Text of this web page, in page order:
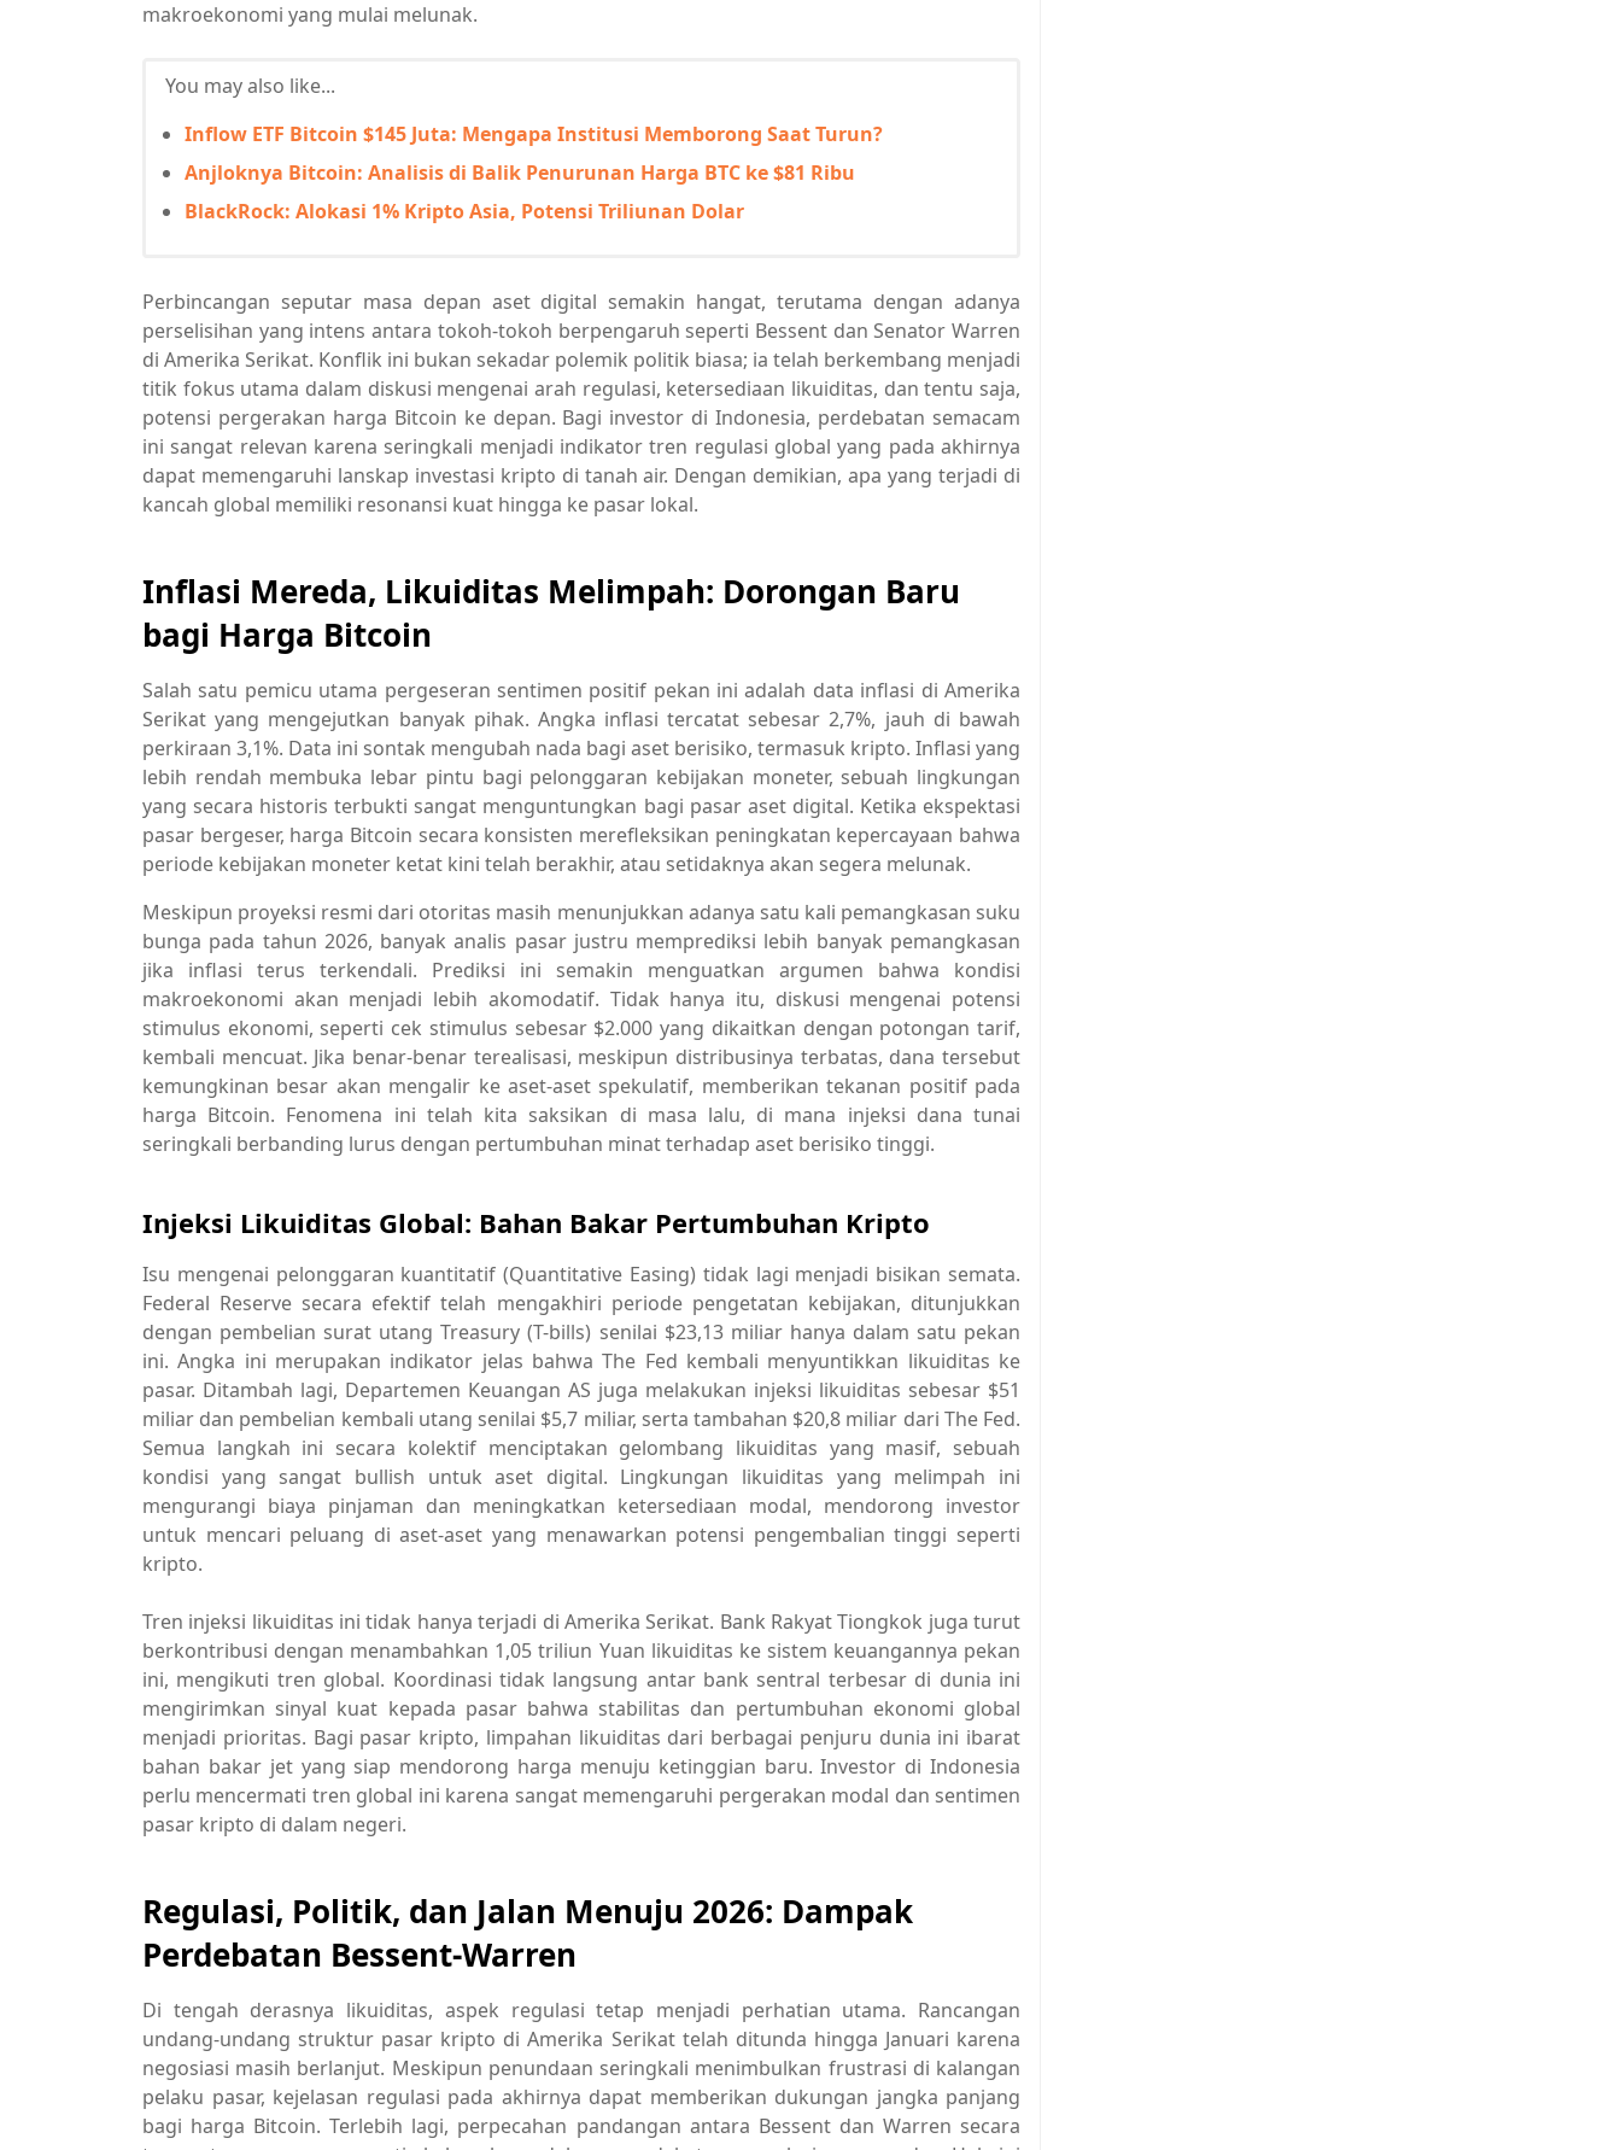
makroekonomi yang mulai melunak.
You may also like...
Inflow ETF Bitcoin $145 Juta: Mengapa Institusi Memborong Saat Turun?
Anjloknya Bitcoin: Analisis di Balik Penurunan Harga BTC ke $81 Ribu
BlackRock: Alokasi 1% Kripto Asia, Potensi Triliunan Dolar
Perbincangan seputar masa depan aset digital semakin hangat, terutama dengan adanya
perselisihan yang intens antara tokoh-tokoh berpengaruh seperti Bessent dan Senator Warren
di Amerika Serikat. Konflik ini bukan sekadar polemik politik biasa; ia telah berkembang menjadi
titik fokus utama dalam diskusi mengenai arah regulasi, ketersediaan likuiditas, dan tentu saja,
potensi pergerakan harga Bitcoin ke depan. Bagi investor di Indonesia, perdebatan semacam
ini sangat relevan karena seringkali menjadi indikator tren regulasi global yang pada akhirnya
dapat memengaruhi lanskap investasi kripto di tanah air. Dengan demikian, apa yang terjadi di
kancah global memiliki resonansi kuat hingga ke pasar lokal.
Inflasi Mereda, Likuiditas Melimpah: Dorongan Baru
bagi Harga Bitcoin
Salah satu pemicu utama pergeseran sentimen positif pekan ini adalah data inflasi di Amerika
Serikat yang mengejutkan banyak pihak. Angka inflasi tercatat sebesar 2,7%, jauh di bawah
perkiraan 3,1%. Data ini sontak mengubah nada bagi aset berisiko, termasuk kripto. Inflasi yang
lebih rendah membuka lebar pintu bagi pelonggaran kebijakan moneter, sebuah lingkungan
yang secara historis terbukti sangat menguntungkan bagi pasar aset digital. Ketika ekspektasi
pasar bergeser, harga Bitcoin secara konsisten merefleksikan peningkatan kepercayaan bahwa
periode kebijakan moneter ketat kini telah berakhir, atau setidaknya akan segera melunak.
Meskipun proyeksi resmi dari otoritas masih menunjukkan adanya satu kali pemangkasan suku
bunga pada tahun 2026, banyak analis pasar justru memprediksi lebih banyak pemangkasan
jika inflasi terus terkendali. Prediksi ini semakin menguatkan argumen bahwa kondisi
makroekonomi akan menjadi lebih akomodatif. Tidak hanya itu, diskusi mengenai potensi
stimulus ekonomi, seperti cek stimulus sebesar $2.000 yang dikaitkan dengan potongan tarif,
kembali mencuat. Jika benar-benar terealisasi, meskipun distribusinya terbatas, dana tersebut
kemungkinan besar akan mengalir ke aset-aset spekulatif, memberikan tekanan positif pada
harga Bitcoin. Fenomena ini telah kita saksikan di masa lalu, di mana injeksi dana tunai
seringkali berbanding lurus dengan pertumbuhan minat terhadap aset berisiko tinggi.
Injeksi Likuiditas Global: Bahan Bakar Pertumbuhan Kripto
Isu mengenai pelonggaran kuantitatif (Quantitative Easing) tidak lagi menjadi bisikan semata.
Federal Reserve secara efektif telah mengakhiri periode pengetatan kebijakan, ditunjukkan
dengan pembelian surat utang Treasury (T-bills) senilai $23,13 miliar hanya dalam satu pekan
ini. Angka ini merupakan indikator jelas bahwa The Fed kembali menyuntikkan likuiditas ke
pasar. Ditambah lagi, Departemen Keuangan AS juga melakukan injeksi likuiditas sebesar $51
miliar dan pembelian kembali utang senilai $5,7 miliar, serta tambahan $20,8 miliar dari The Fed.
Semua langkah ini secara kolektif menciptakan gelombang likuiditas yang masif, sebuah
kondisi yang sangat bullish untuk aset digital. Lingkungan likuiditas yang melimpah ini
mengurangi biaya pinjaman dan meningkatkan ketersediaan modal, mendorong investor
untuk mencari peluang di aset-aset yang menawarkan potensi pengembalian tinggi seperti
kripto.
Tren injeksi likuiditas ini tidak hanya terjadi di Amerika Serikat. Bank Rakyat Tiongkok juga turut
berkontribusi dengan menambahkan 1,05 triliun Yuan likuiditas ke sistem keuangannya pekan
ini, mengikuti tren global. Koordinasi tidak langsung antar bank sentral terbesar di dunia ini
mengirimkan sinyal kuat kepada pasar bahwa stabilitas dan pertumbuhan ekonomi global
menjadi prioritas. Bagi pasar kripto, limpahan likuiditas dari berbagai penjuru dunia ini ibarat
bahan bakar jet yang siap mendorong harga menuju ketinggian baru. Investor di Indonesia
perlu mencermati tren global ini karena sangat memengaruhi pergerakan modal dan sentimen
pasar kripto di dalam negeri.
Regulasi, Politik, dan Jalan Menuju 2026: Dampak
Perdebatan Bessent-Warren
Di tengah derasnya likuiditas, aspek regulasi tetap menjadi perhatian utama. Rancangan
undang-undang struktur pasar kripto di Amerika Serikat telah ditunda hingga Januari karena
negosiasi masih berlanjut. Meskipun penundaan seringkali menimbulkan frustrasi di kalangan
pelaku pasar, kejelasan regulasi pada akhirnya dapat memberikan dukungan jangka panjang
bagi harga Bitcoin. Terlebih lagi, perpecahan pandangan antara Bessent dan Warren secara